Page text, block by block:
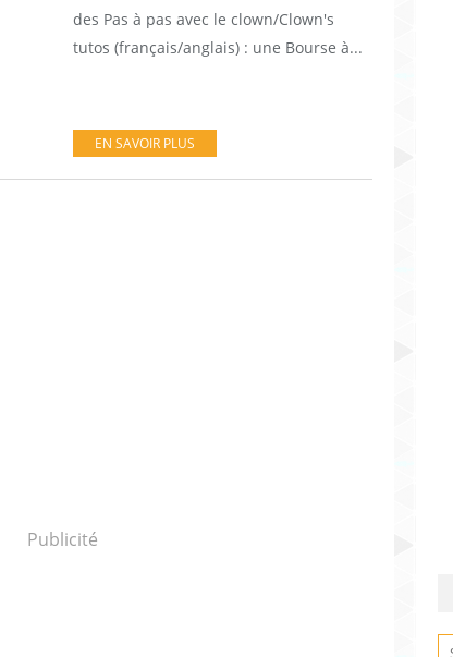
des Pas à pas avec le clown/Clown's
tutos (français/anglais) : une Bourse à...
EN SAVOIR PLUS
Publicité